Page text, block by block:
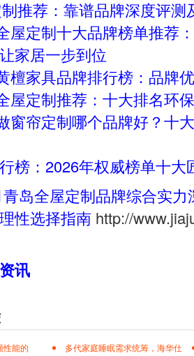
推荐：靠谱品牌深度评测
屋定制十大品牌榜单推荐
家居一步到位
檀家具品牌排行榜：品牌
屋定制推荐：十大排名环
窗帘定制哪个品牌好？十
榜：2026年权威榜单十大
岛全屋定制品牌综合实
性选择指南 http://
讯
性能的
多代家庭睡眠需求统筹，海华仕